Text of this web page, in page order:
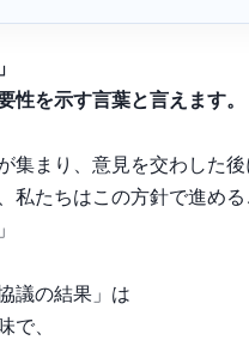
性を示す言葉と言えます。
集まり、意見を交わした後
私たちはこの方針で進め
議の結果」は
で、